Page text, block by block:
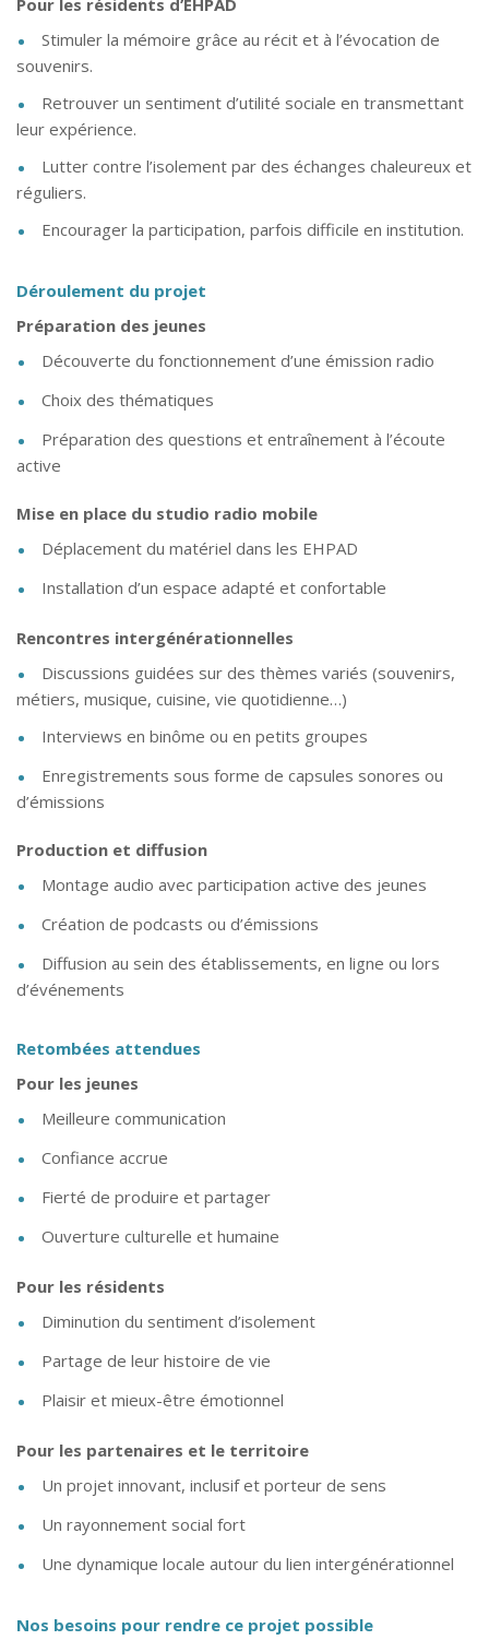
Pour les résidents d’EHPAD
Stimuler la mémoire grâce au récit et à l’évocation de
souvenirs.
Retrouver un sentiment d’utilité sociale en transmettant
leur expérience.
Lutter contre l’isolement par des échanges chaleureux et
réguliers.
Encourager la participation, parfois difficile en institution.
Déroulement du projet
Préparation des jeunes
Découverte du fonctionnement d’une émission radio
Choix des thématiques
Préparation des questions et entraînement à l’écoute
active
Mise en place du studio radio mobile
Déplacement du matériel dans les EHPAD
Installation d’un espace adapté et confortable
Rencontres intergénérationnelles
Discussions guidées sur des thèmes variés (souvenirs,
métiers, musique, cuisine, vie quotidienne…)
Interviews en binôme ou en petits groupes
Enregistrements sous forme de capsules sonores ou
d’émissions
Production et diffusion
Montage audio avec participation active des jeunes
Création de podcasts ou d’émissions
Diffusion au sein des établissements, en ligne ou lors
d’événements
Retombées attendues
Pour les jeunes
Meilleure communication
Confiance accrue
Fierté de produire et partager
Ouverture culturelle et humaine
Pour les résidents
Diminution du sentiment d’isolement
Partage de leur histoire de vie
Plaisir et mieux-être émotionnel
Pour les partenaires et le territoire
Un projet innovant, inclusif et porteur de sens
Un rayonnement social fort
Une dynamique locale autour du lien intergénérationnel
Nos besoins pour rendre ce projet possible